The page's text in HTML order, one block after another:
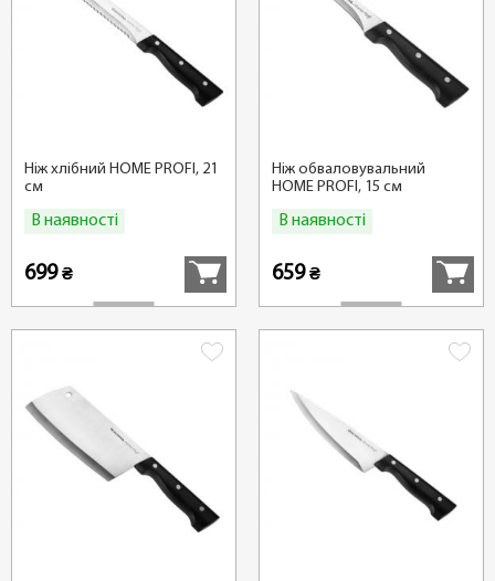
Ніж хлібний HOME PROFI, 21
см
В наявності
699₴
Ніж обваловувальний
HOME PROFI, 15 см
В наявності
659₴